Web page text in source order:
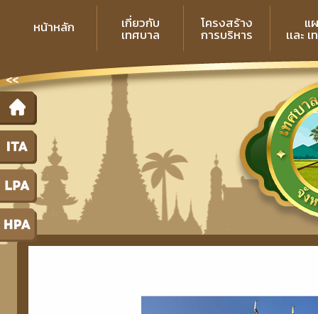
<<
หน้าหลัก เกี่ยวกับ
เทศบาล
โครงสร้าง
การบริหาร
แ
เเละ